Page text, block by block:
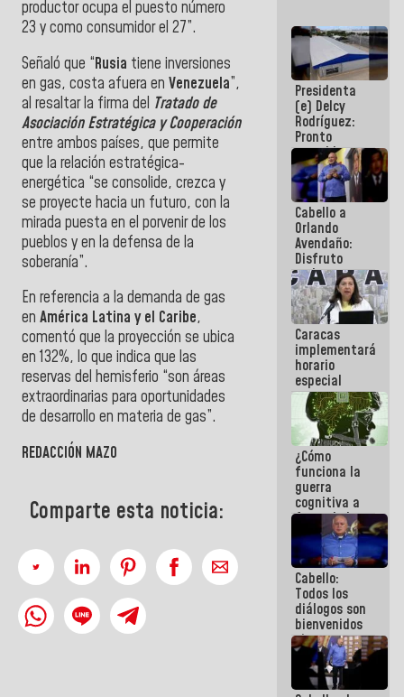
productor ocupa el puesto número
23 y como consumidor el 27”.
Señaló que “Rusia tiene inversiones
en gas, costa afuera en Venezuela”,
al resaltar la firma del Tratado de
Asociación Estratégica y Cooperación
entre ambos países, que permite
que la relación estratégica-
energética “se consolide, crezca y
se proyecte hacia un futuro, con la
mirada puesta en el porvenir de los
pueblos y en la defensa de la
soberanía”.
En referencia a la demanda de gas
en América Latina y el Caribe,
comentó que la proyección se ubica
en 132%, lo que indica que las
reservas del hemisferio “son áreas
extraordinarias para oportunidades
de desarrollo en materia de gas”.
REDACCIÓN MAZO
Comparte esta noticia:
Presidenta
(e) Delcy
Rodríguez:
Pronto
restableceremos
las
operaciones
en el
Aeropuerto
Internacional
de
Maiquetía
Cabello a
Orlando
Avendaño:
Disfruto
cada vez
que escribes
porque lo
que haces
es
embarrarla
Caracas
implementará
horario
especial
para
adaptarse
al plan de
ahorro
energético
¿Cómo
funciona la
guerra
cognitiva a
favor de la
narrativa
hegemónica?
(1)
Cabello:
Todos los
diálogos son
bienvenidos
siempre que
estén en el
marco de la
Constitución